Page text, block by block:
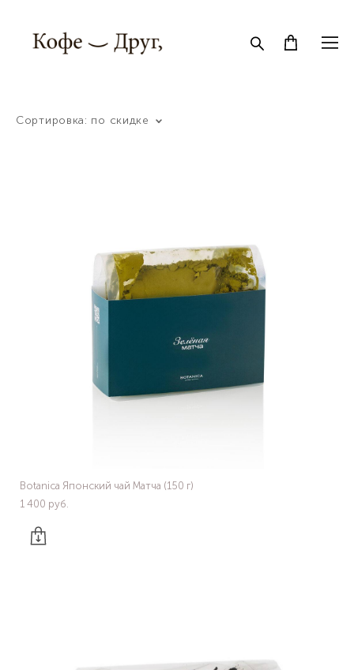
Сортировка: по скидке
Botanica Японский чай Матча (150 г)
1 400 pуб.